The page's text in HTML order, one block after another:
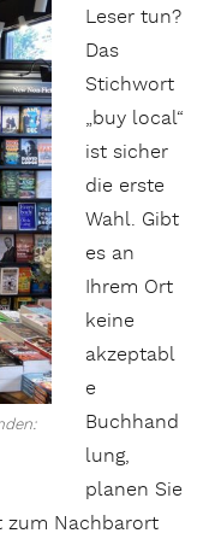
Leser tun?
Das
Stichwort
„buy local“
ist sicher
die erste
Wahl. Gibt
es an
Ihrem Ort
keine
akzeptabl
e
Buchhand
lung,
planen Sie
zum Nachbarort